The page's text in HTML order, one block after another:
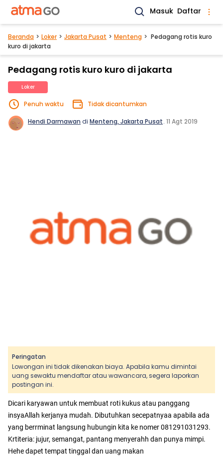
Masuk Daftar
Beranda Loker Jakarta Pusat Menteng
Pedagang rotis kuro
kuro di jakarta
Pedagang rotis kuro kuro di jakarta
Loker
Penuh waktu Tidak dicantumkan
Hendi Darmawan di Menteng, Jakarta Pusat. 11 Agt 2019
Peringatan
Lowongan ini tidak dikenakan biaya. Apabila kamu dimintai
uang sewaktu mendaftar atau wawancara, segera laporkan
postingan ini.
Dicari karyawan untuk membuat roti kukus atau panggang
insyaAllah kerjanya mudah. Dibutuhkan secepatnyaa apabila ada
yang berrminat langsung hubungin kita ke nomer 081291031293.
Krtiteria: jujur, semangat, pantang menyerahh dan punya mimpi.
Hehe dapet tempat tinggal dan uang makan